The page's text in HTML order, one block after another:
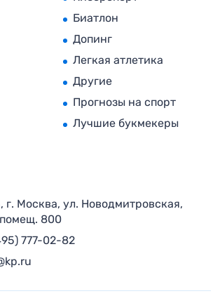
Биатлон
Допинг
Легкая атлетика
Другие
Прогнозы на спорт
Лучшие букмекеры
г. Москва, ул. Новодмитровская,
800
777-02-82